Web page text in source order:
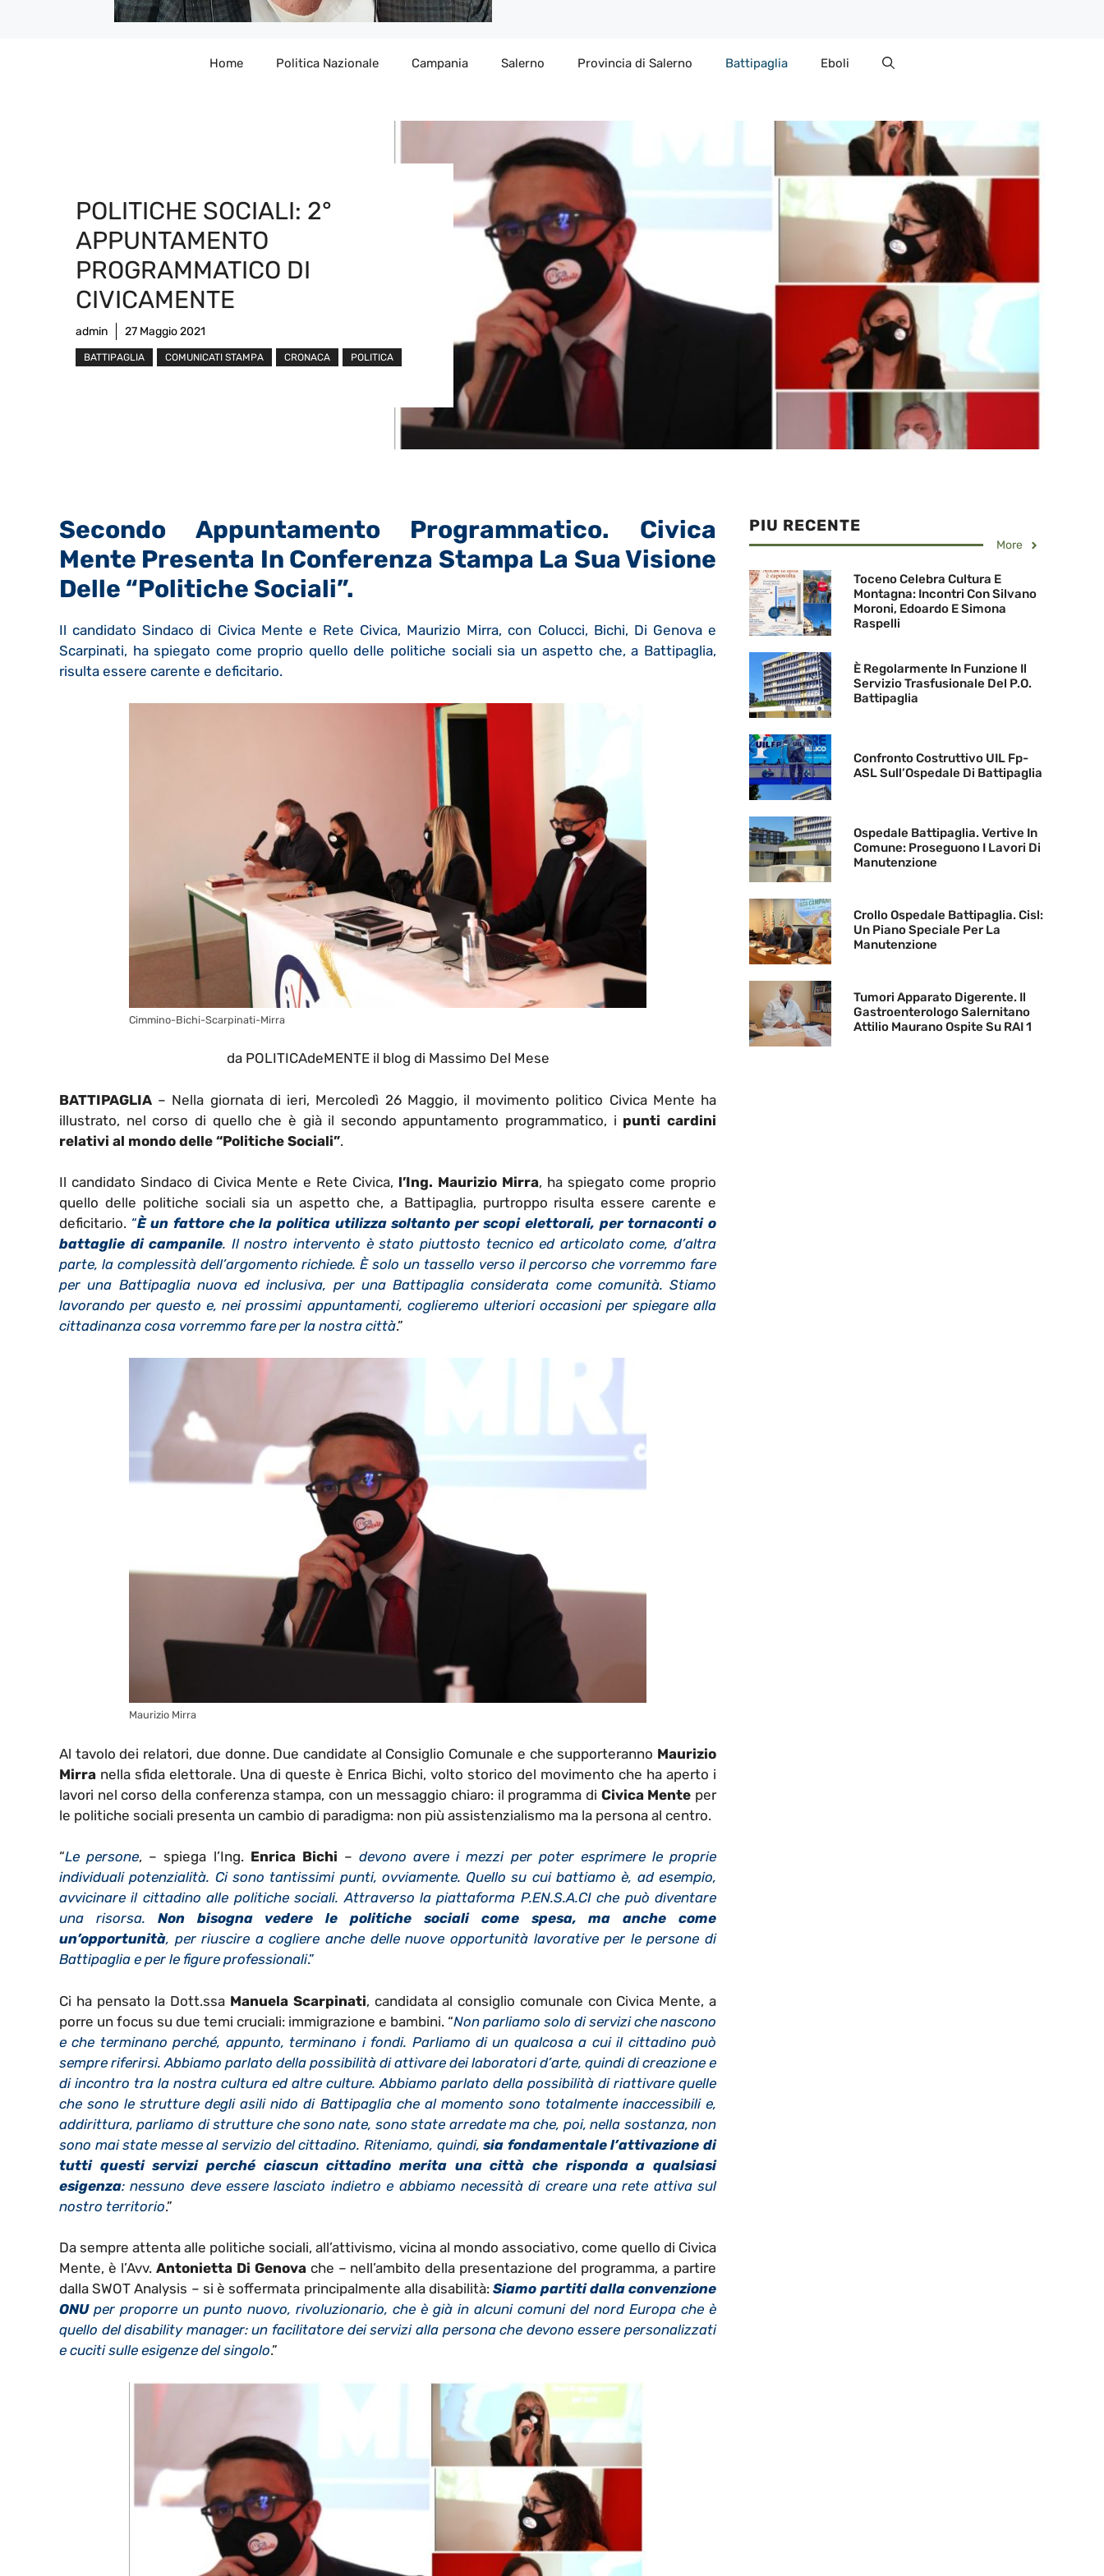
Home Politica Nazionale Campania Salerno Provincia di Salerno Battipaglia Eboli
POLITICHE SOCIALI: 2°
APPUNTAMENTO
PROGRAMMATICO DI
CIVICAMENTE
admin 27 Maggio 2021
BATTIPAGLIA COMUNICATI STAMPA CRONACA POLITICA
Secondo Appuntamento Programmatico. Civica
Mente Presenta In Conferenza Stampa La Sua Visione
Delle “Politiche Sociali”.
Il candidato Sindaco di Civica Mente e Rete Civica, Maurizio Mirra, con Colucci, Bichi, Di Genova e
Scarpinati, ha spiegato come proprio quello delle politiche sociali sia un aspetto che, a Battipaglia,
risulta essere carente e deficitario.
Cimmino-Bichi-Scarpinati-Mirra
da POLITICAdeMENTE il blog di Massimo Del Mese
BATTIPAGLIA – Nella giornata di ieri, Mercoledì 26 Maggio, il movimento politico Civica Mente ha
illustrato, nel corso di quello che è già il secondo appuntamento programmatico, i punti cardini
relativi al mondo delle “Politiche Sociali”.
Il candidato Sindaco di Civica Mente e Rete Civica, l’Ing. Maurizio Mirra, ha spiegato come proprio
quello delle politiche sociali sia un aspetto che, a Battipaglia, purtroppo risulta essere carente e
deficitario. “È un fattore che la politica utilizza soltanto per scopi elettorali, per tornaconti o
battaglie di campanile. Il nostro intervento è stato piuttosto tecnico ed articolato come, d’altra
parte, la complessità dell’argomento richiede. È solo un tassello verso il percorso che vorremmo fare
per una Battipaglia nuova ed inclusiva, per una Battipaglia considerata come comunità. Stiamo
lavorando per questo e, nei prossimi appuntamenti, coglieremo ulteriori occasioni per spiegare alla
cittadinanza cosa vorremmo fare per la nostra città.”
Maurizio Mirra
Al tavolo dei relatori, due donne. Due candidate al Consiglio Comunale e che supporteranno Maurizio
Mirra nella sfida elettorale. Una di queste è Enrica Bichi, volto storico del movimento che ha aperto i
lavori nel corso della conferenza stampa, con un messaggio chiaro: il programma di Civica Mente per
le politiche sociali presenta un cambio di paradigma: non più assistenzialismo ma la persona al centro.
“Le persone, –spiega l’Ing. Enrica Bichi – devono avere i mezzi per poter esprimere le proprie
individuali potenzialità. Ci sono tantissimi punti, ovviamente. Quello su cui battiamo è, ad esempio,
avvicinare il cittadino alle politiche sociali. Attraverso la piattaforma P.EN.S.A.CI che può diventare
una risorsa. Non bisogna vedere le politiche sociali come spesa, ma anche come
un’opportunità, per riuscire a cogliere anche delle nuove opportunità lavorative per le persone di
Battipaglia e per le figure professionali.”
Ci ha pensato la Dott.ssa Manuela Scarpinati, candidata al consiglio comunale con Civica Mente, a
porre un focus su due temi cruciali: immigrazione e bambini. “Non parliamo solo di servizi che nascono
e che terminano perché, appunto, terminano i fondi. Parliamo di un qualcosa a cui il cittadino può
sempre riferirsi. Abbiamo parlato della possibilità di attivare dei laboratori d’arte, quindi di creazione e
di incontro tra la nostra cultura ed altre culture. Abbiamo parlato della possibilità di riattivare quelle
che sono le strutture degli asili nido di Battipaglia che al momento sono totalmente inaccessibili e,
addirittura, parliamo di strutture che sono nate, sono state arredate ma che, poi, nella sostanza, non
sono mai state messe al servizio del cittadino. Riteniamo, quindi,sia fondamentale l’attivazione di
tutti questi servizi perché ciascun cittadino merita una città che risponda a qualsiasi
esigenza: nessuno deve essere lasciato indietro e abbiamo necessità di creare una rete attiva sul
nostro territorio.”
Da sempre attenta alle politiche sociali, all’attivismo, vicina al mondo associativo, come quello di Civica
Mente, è l’Avv.Antonietta Di Genovache – nell’ambito della presentazione del programma, a partire
dalla SWOT Analysis – si è soffermata principalmente alla disabilità:Siamo partiti dalla convenzione
ONUper proporre un punto nuovo, rivoluzionario, che è già in alcuni comuni del nord Europa che è
quello del disability manager: un facilitatore dei servizi alla persona che devono essere personalizzati
e cuciti sulle esigenze del singolo.”
PIU RECENTE
More
Toceno Celebra Cultura E
Montagna: Incontri Con Silvano
Moroni, Edoardo E Simona
Raspelli
È Regolarmente In Funzione Il
Servizio Trasfusionale Del P.O.
Battipaglia
Confronto Costruttivo UIL Fp-
ASL Sull’Ospedale Di Battipaglia
Ospedale Battipaglia. Vertive In
Comune: Proseguono I Lavori Di
Manutenzione
Crollo Ospedale Battipaglia. Cisl:
Un Piano Speciale Per La
Manutenzione
Tumori Apparato Digerente. Il
Gastroenterologo Salernitano
Attilio Maurano Ospite Su RAI 1